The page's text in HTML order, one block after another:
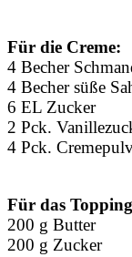
Für die Creme:
4 Becher
4 Becher süße
6 EL Zucker
2 Pck.
4 Pck.
Für das
200 g Butter
200 g Zucker